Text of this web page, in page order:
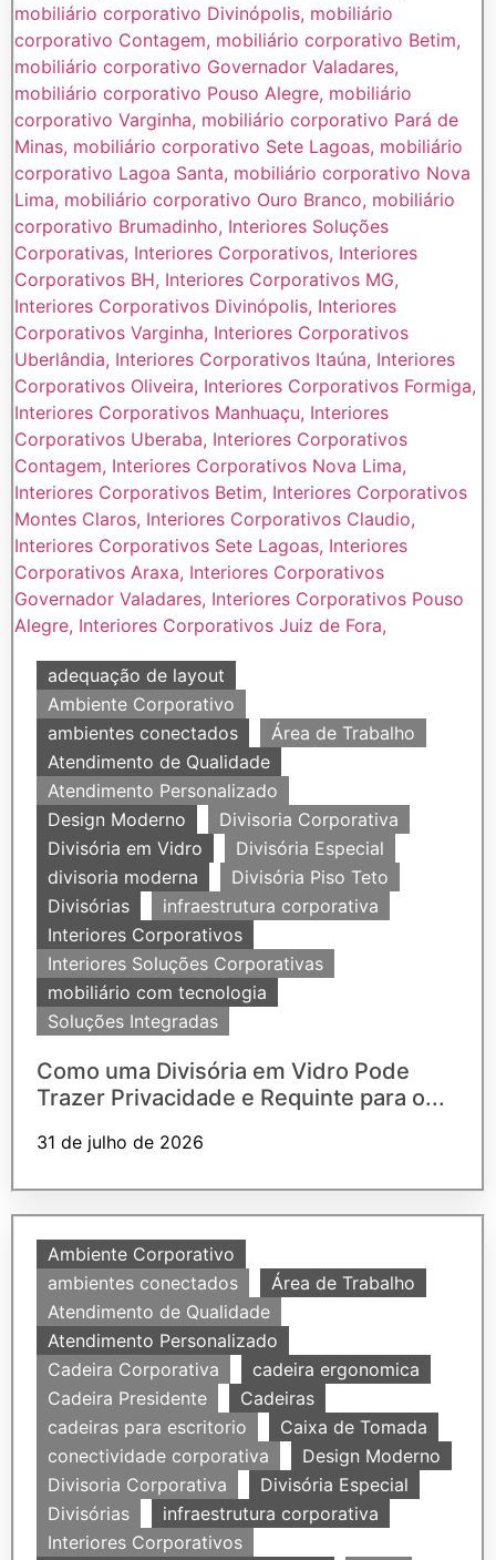
adequação de layout
Ambiente Corporativo
ambientes conectados
Área de Trabalho
Atendimento de Qualidade
Atendimento Personalizado
Design Moderno
Divisoria Corporativa
Divisória em Vidro
Divisória Especial
divisoria moderna
Divisória Piso Teto
Divisórias
infraestrutura corporativa
Interiores Corporativos
Interiores Soluções Corporativas
mobiliário com tecnologia
Soluções Integradas
Como uma Divisória em Vidro Pode
Trazer Privacidade e Requinte para o...
31 de julho de 2026
Ambiente Corporativo
ambientes conectados
Área de Trabalho
Atendimento de Qualidade
Atendimento Personalizado
Cadeira Corporativa
cadeira ergonomica
Cadeira Presidente
Cadeiras
cadeiras para escritorio
Caixa de Tomada
conectividade corporativa
Design Moderno
Divisoria Corporativa
Divisória Especial
Divisórias
infraestrutura corporativa
Interiores Corporativos